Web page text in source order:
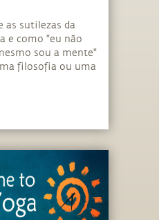
as sutilezas da
e como "eu não
sou a mente"
filosofia ou uma